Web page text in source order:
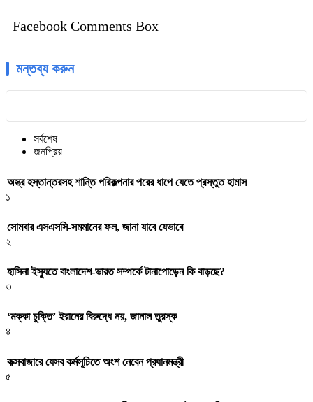
Facebook Comments Box
মন্তব্য করুন
সর্বশেষ
জনপ্রিয়
অস্ত্র হস্তান্তরসহ শান্তি পরিকল্পনার পরের ধাপে যেতে প্রস্তুত হামাস
১
সোমবার এসএসসি-সমমানের ফল, জানা যাবে যেভাবে
২
হাসিনা ইস্যুতে বাংলাদেশ-ভারত সম্পর্কে টানাপোড়েন কি বাড়ছে?
৩
‘মক্কা চুক্তি’ ইরানের বিরুদ্ধে নয়, জানাল তুরস্ক
৪
কক্সবাজারে যেসব কর্মসূচিতে অংশ নেবেন প্রধানমন্ত্রী
৫